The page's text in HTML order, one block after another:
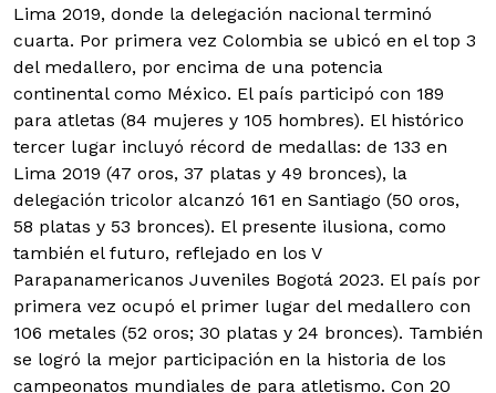
Lima 2019, donde la delegación nacional terminó
cuarta. Por primera vez Colombia se ubicó en el top 3
del medallero, por encima de una potencia
continental como México. El país participó con 189
para atletas (84 mujeres y 105 hombres). El histórico
tercer lugar incluyó récord de medallas: de 133 en
Lima 2019 (47 oros, 37 platas y 49 bronces), la
delegación tricolor alcanzó 161 en Santiago (50 oros,
58 platas y 53 bronces). El presente ilusiona, como
también el futuro, reflejado en los V
Parapanamericanos Juveniles Bogotá 2023. El país por
primera vez ocupó el primer lugar del medallero con
106 metales (52 oros; 30 platas y 24 bronces). También
se logró la mejor participación en la historia de los
campeonatos mundiales de para atletismo. Con 20